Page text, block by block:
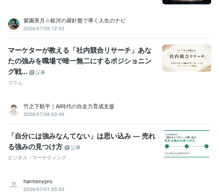
紫園美月☆銀河の羅針盤で導く人生のナビ
2026/07/09 12:42
マーケターが教える「社内競合リサーチ」あな
たの強みを職場で唯一無二にするポジショニン
グ戦...
記事
コラム
竹之下航平｜AI時代の自走力育成支援
2026/07/08 03:46
「自分には強みなんてない」は思い込み — 売れ
る強みの見つけ方
記事
ビジネス・マーケティング
harmonypro
2026/07/01 05:50